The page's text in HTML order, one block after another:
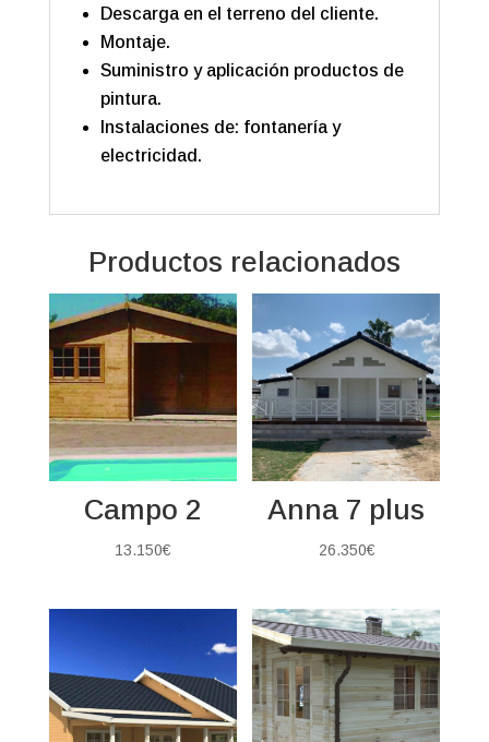
Descarga en el terreno del cliente.
Montaje.
Suministro y aplicación productos de
pintura.
Instalaciones de: fontanería y
electricidad.
Productos relacionados
Campo 2
13.150€
Anna 7 plus
26.350€